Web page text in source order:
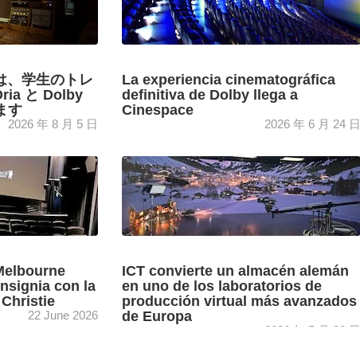
、学生のトレ
と Dolby
す
2026 年 8 月 5 日
[+]
ムステルダム
ス ミキシング ル
を組み込み、
La experiencia cinematográfica
definitiva de Dolby llega a
Cinespace
2026 年 6 月 24 日
Dolby y Cineplex dan forma a la sala Dolby
Vision + Atmos de los cines Cinespace,
nacida con el objetivo de brindar a los ...
con la
22 June 2026
ICT convierte un almacén alemán
en uno de los laboratorios de
producción virtual más avanzados
de Europa
2026 年 5 月 28 日